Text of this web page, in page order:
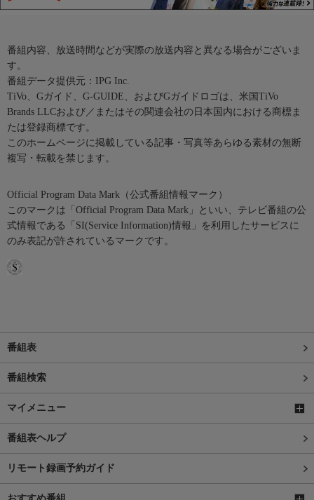
番組内容、放送時間などが実際の放送内容と異なる場合がございま
す。
番組データ提供元：IPG Inc.
TiVo、Gガイド、G-GUIDE、およびGガイドロゴは、米国TiVo
Brands LLCおよび／またはその関連会社の日本国内における商標ま
たは登録商標です。
このホームページに掲載している記事・写真等あらゆる素材の無断
複写・転載を禁じます。
Official Program Data Mark（公式番組情報マーク）
このマークは「Official Program Data Mark」といい、テレビ番組の公
式情報である「SI(Service Information)情報」を利用したサービスに
のみ表記が許されているマークです。
番組表
番組検索
マイメニュー
番組表ヘルプ
リモート録画予約ガイド